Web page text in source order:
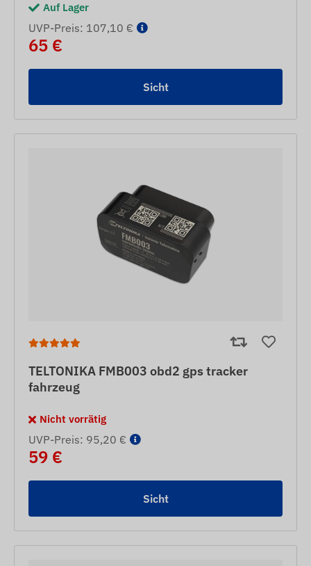
Auf Lager
UVP-Preis: 107,10 €
65 €
Sicht
TELTONIKA FMB003 obd2 gps tracker
fahrzeug
Nicht vorrätig
UVP-Preis: 95,20 €
59 €
Sicht